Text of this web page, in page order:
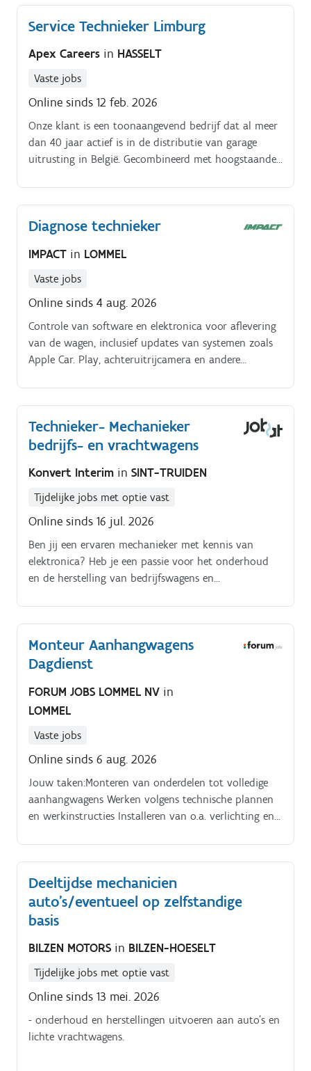
Service Technieker Limburg
Apex Careers in HASSELT
Vaste jobs
Online sinds 12 feb. 2026
Onze klant is een toonaangevend bedrijf dat al meer
dan 40 jaar actief is in de distributie van garage
uitrusting in België. Gecombineerd met hoogstaande
klant, van garage uitrusting bestaande uit
hefbruggen, remmentestbanken, wielbalancers,
Diagnose technieker
IMPACT in LOMMEL
Vaste jobs
Online sinds 4 aug. 2026
Controle van software en elektronica voor aflevering
van de wagen, inclusief updates van systemen zoals
Apple Car. Play, achteruitrijcamera en andere
Technieker- Mechanieker
bedrijfs- en vrachtwagens
Konvert Interim in SINT-TRUIDEN
Tijdelijke jobs met optie vast
Online sinds 16 jul. 2026
Ben jij een ervaren mechanieker met kennis van
elektronica? Heb je een passie voor het onderhoud
en de herstelling van bedrijfswagens en
Monteur Aanhangwagens
Dagdienst
FORUM JOBS LOMMEL NV in
LOMMEL
Vaste jobs
Online sinds 6 aug. 2026
Jouw taken:Monteren van onderdelen tot volledige
aanhangwagens Werken volgens technische plannen
en werkinstructies Installeren van o.a. verlichting en
Samenwerken met collega’s in een productieomgeving
Zorgen voor orde, netheid en veiligheid op de
werkpost
Deeltijdse mechanicien
auto's/eventueel op zelfstandige
basis
BILZEN MOTORS in BILZEN-HOESELT
Tijdelijke jobs met optie vast
Online sinds 13 mei. 2026
- onderhoud en herstellingen uitvoeren aan auto's en
lichte vrachtwagens.